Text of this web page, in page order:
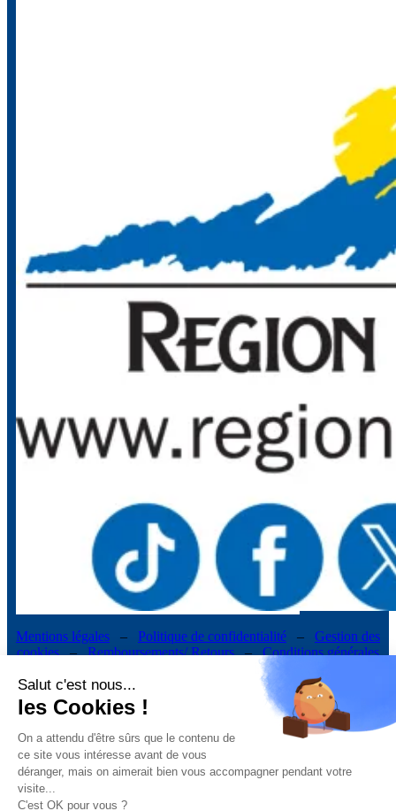
Mentions légales – Politique de confidentialité – Gestion des
cookies–Remboursements/ Retours–Conditions générales
“Ce site a été financé à l’aide du FEDER (REACT-UE) dans le cadre de la réponse
de l’Union européenne à la pandémie COVID-19. L’Europe s’engage à La Réunion”
Téléchargez nos conditions générales de vente
Téléchargez la déclaration d’activité
Salut c'est nous...
les Cookies !
On a attendu d'être sûrs que le contenu de
ce site vous intéresse avant de vous
déranger, mais on aimerait bien vous accompagner pendant votre
visite...
C'est OK pour vous ?